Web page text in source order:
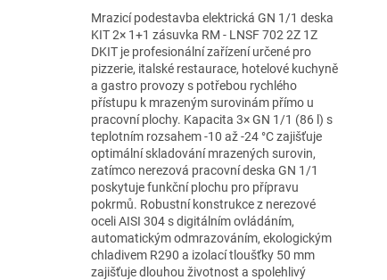
Mrazicí podestavba elektrická GN 1/1 deska
KIT 2× 1+1 zásuvka RM - LNSF 702 2Z 1Z
DKIT je profesionální zařízení určené pro
pizzerie, italské restaurace, hotelové kuchyně
a gastro provozy s potřebou rychlého
přístupu k mrazeným surovinám přímo u
pracovní plochy. Kapacita 3× GN 1/1 (86 l) s
teplotním rozsahem -10 až -24 °C zajišťuje
optimální skladování mrazených surovin,
zatímco nerezová pracovní deska GN 1/1
poskytuje funkční plochu pro přípravu
pokrmů. Robustní konstrukce z nerezové
oceli AISI 304 s digitálním ovládáním,
automatickým odmrazováním, ekologickým
chladivem R290 a izolací tloušťky 50 mm
zajišťuje dlouhou životnost a spolehlivý